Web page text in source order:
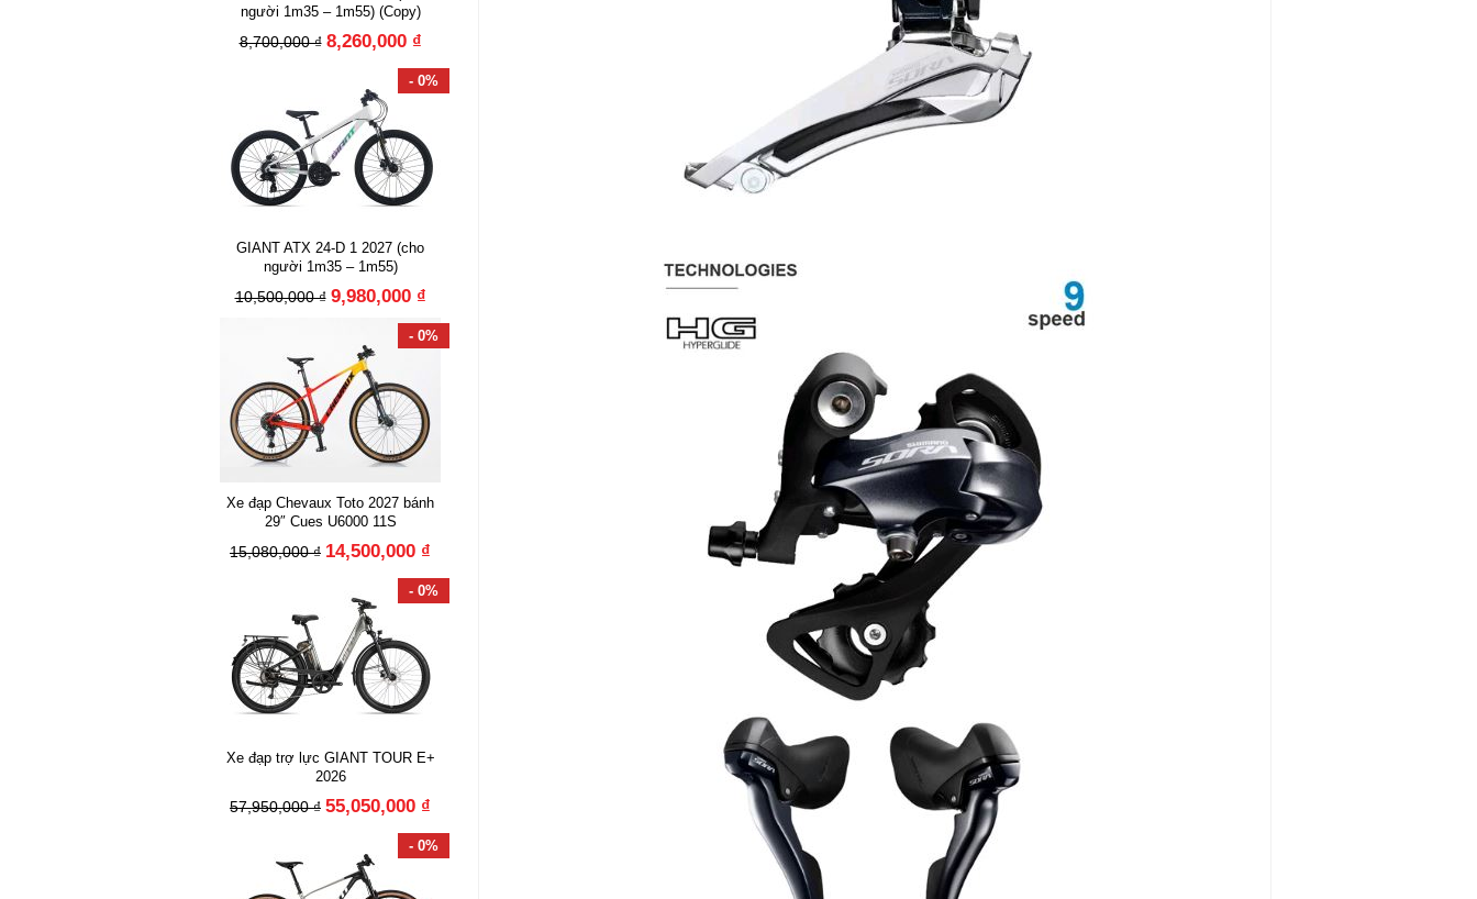
người 1m35 – 1m55) (Copy)
8,700,000 ₫ 8,260,000 ₫
- 0%
GIANT ATX 24-D 1 2027 (cho
người 1m35 – 1m55)
10,500,000 ₫ 9,980,000 ₫
- 0%
Xe đạp Chevaux Toto 2027 bánh
29″ Cues U6000 11S
15,080,000 ₫ 14,500,000 ₫
- 0%
Xe đạp trợ lực GIANT TOUR E+
2026
57,950,000 ₫ 55,050,000 ₫
- 0%